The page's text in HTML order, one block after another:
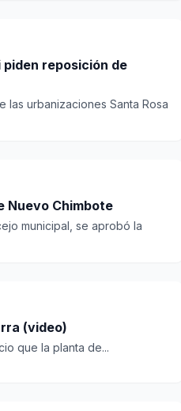
las urbanizaciones Santa Rosa
Aprueban paquete de obras en sesión de concejo de Nuevo Chimbote
municipal, se aprobó la
(video)
que la planta de...